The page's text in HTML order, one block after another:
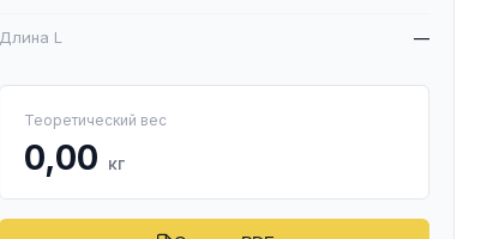
Длина L —
Теоретический вес
0,00 кг